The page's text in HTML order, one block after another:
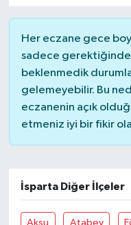
Her eczane gece
sadece gerektiğinde
beklenmedik
gelemeyebilir. Bu
eczanenin açık
etmeniz iyi bir fikir
İsparta Diğer İlçeler
Aksu Atabey